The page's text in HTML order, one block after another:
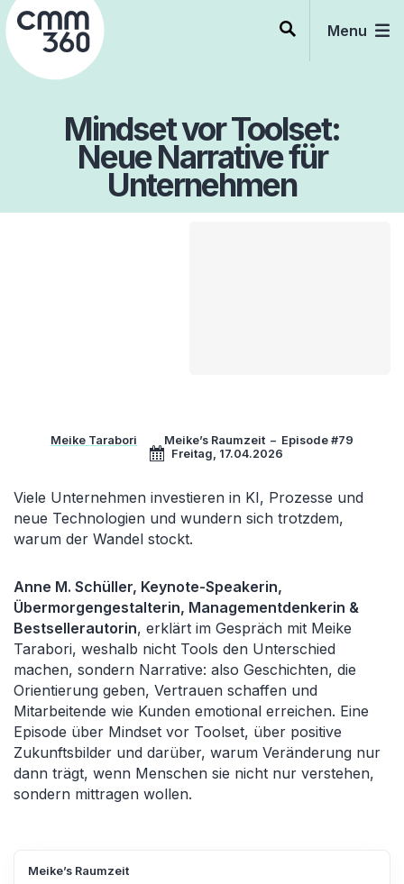
Skip
to
content
Menu
Mindset vor Toolset:
Neue Narrative für
Unternehmen
Meike Tarabori Meike’s Raumzeit – Episode #79
Freitag, 17.04.2026
Viele Unternehmen investieren in KI, Prozesse und
neue Technologien und wundern sich trotzdem,
warum der Wandel stockt.
Anne M. Schüller, Keynote-Speakerin,
Übermorgengestalterin, Managementdenkerin &
Bestsellerautorin, erklärt im Gespräch mit Meike
Tarabori, weshalb nicht Tools den Unterschied
machen, sondern Narrative: also Geschichten, die
Orientierung geben, Vertrauen schaffen und
Mitarbeitende wie Kunden emotional erreichen. Eine
Episode über Mindset vor Toolset, über positive
Zukunftsbilder und darüber, warum Veränderung nur
dann trägt, wenn Menschen sie nicht nur verstehen,
sondern mittragen wollen.
Meike’s Raumzeit